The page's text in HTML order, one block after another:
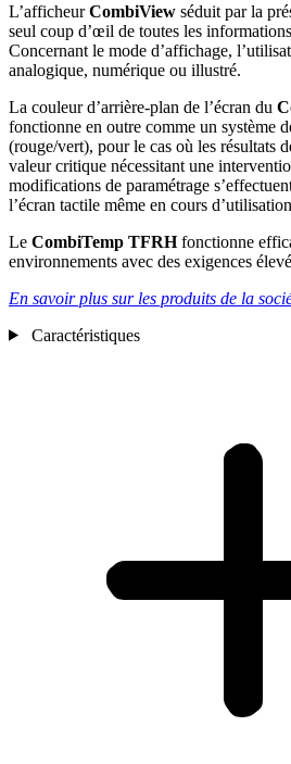
L’afficheurCombiView séduit par la
seul coup d’œil de toutes les
Concernant le mode d’affichage,
analogique, numérique ou illustré.
La couleur d’arrière-plan de l’écran du
fonctionne en outre comme un système
(rouge/vert), pour le cas où les résultats
valeur critique nécessitant une
modifications de paramétrage
l’écran tactile même en cours
Le CombiTemp TFRHfonctionne
environnements avec des exigences
En savoir plus sur les produits de la
Caractéristiques